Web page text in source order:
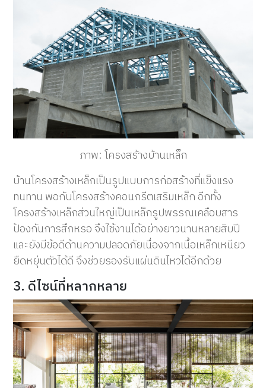
ภาพ: โครงสร้างบ้านเหล็ก
บ้านโครงสร้างเหล็กเป็นรูปแบบการก่อสร้างที่แข็งแรง
ทนทาน พอกับโครงสร้างคอนกรีตเสริมเหล็ก อีกทั้ง
โครงสร้างเหล็กส่วนใหญ่เป็นเหล็กรูปพรรณเคลือบสาร
ป้องกันการสึกหรอ จึงใช้งานได้อย่างยาวนานหลายสิบปี
และยังมีข้อดีด้านความปลอดภัยเนื่องจากเนื้อเหล็กเหนียว
ยืดหยุ่นตัวได้ดี จึงช่วยรองรับแผ่นดินไหวได้อีกด้วย
3. ดีไซน์ที่หลากหลาย